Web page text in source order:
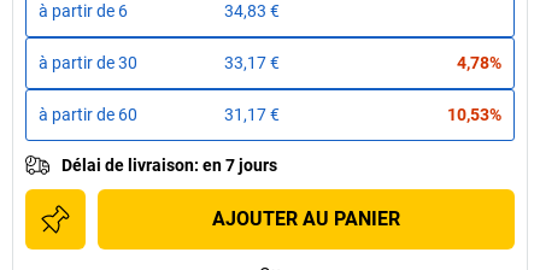
à partir de 6 34,83 €
à partir de30 33,17 € 4,78%
à partir de 60 31,17 € 10,53%
Délai de livraison: en 7 jours
AJOUTER AU PANIER